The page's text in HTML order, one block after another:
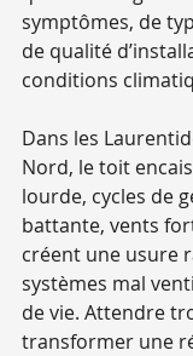
symptômes, de
de qualité
conditions
Dans les
Nord, le toit
lourde, cycles de
battante, vents
créent une usure
systèmes mal
de vie. Attendre
transformer une